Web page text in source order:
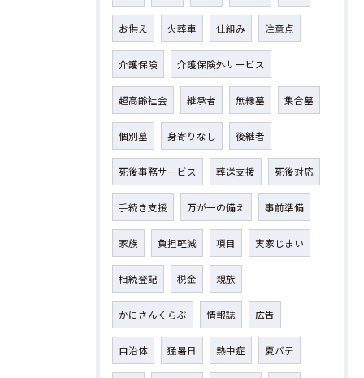
お供え 火葬車 仕組み 注意点
介護保険 介護保険外サービス
超高齢社会 継承者 無縁墓 集合墓
個別墓 身寄りなし 後継者
死後事務サービス 葬送支援 死後対応
手続き支援 万が一の備え 事前準備
家族 負担軽減 項目 実家じまい
相続登記 税金 親族
かにさんくらぶ 情報誌 広告
自治体 猛暑日 熱中症 夏バテ